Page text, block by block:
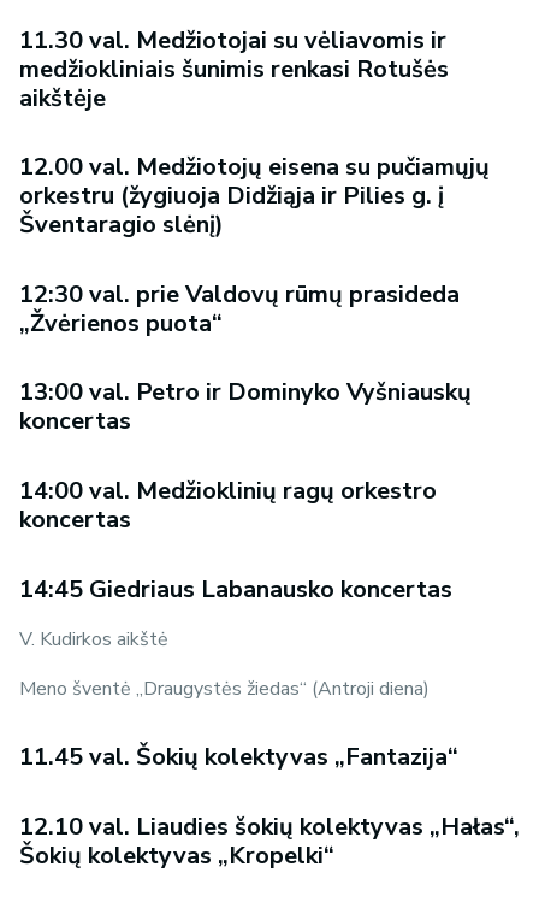
11.30 val. Medžiotojai su vėliavomis ir
medžiokliniais šunimis renkasi Rotušės
aikštėje
12.00 val. Medžiotojų eisena su pučiamųjų
orkestru (žygiuoja Didžiąja ir Pilies g. į
Šventaragio slėnį)
12:30 val. prie Valdovų rūmų prasideda
„Žvėrienos puota“
13:00 val. Petro ir Dominyko Vyšniauskų
koncertas
14:00 val. Medžioklinių ragų orkestro
koncertas
14:45 Giedriaus Labanausko koncertas
V. Kudirkos aikštė
Meno šventė ,,Draugystės žiedas‘‘ (Antroji diena)
11.45 val. Šokių kolektyvas „Fantazija“
12.10 val. Liaudies šokių kolektyvas „Hałas“,
Šokių kolektyvas „Kropelki“